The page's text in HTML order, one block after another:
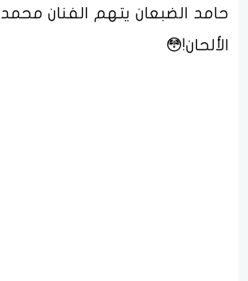
حامد الضبعان يتهم الفنان
الألحان!😳